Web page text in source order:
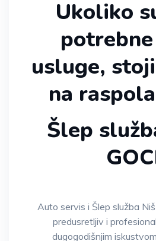
Ukoliko
usluge,
na
Šlep
Auto servis i Šlep služba
predusretljiv i
dugogodišnjim